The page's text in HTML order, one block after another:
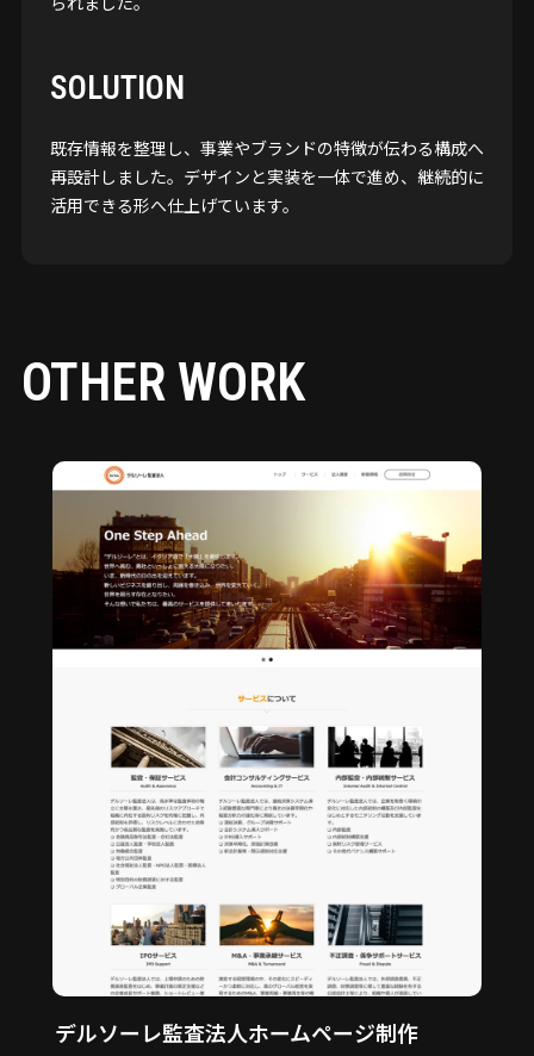
SOLUTION
既存情報を整理し、事業やブランドの特徴が伝わる構成へ
再設計しました。デザインと実装を一体で進め、継続的に
活用できる形へ仕上げています。
OTHER WORK
デルソーレ監査法人ホームページ制作